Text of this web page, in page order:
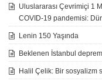
Uluslararası Çevrimiçi 1
COVID-19 pandemisi:
Lenin 150 Yaşında
Beklenen İstanbul
Halil Çelik: Bir sosyalizm